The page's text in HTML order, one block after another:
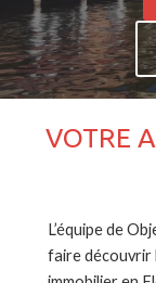
VOTRE
L’équipe de
faire découvrir